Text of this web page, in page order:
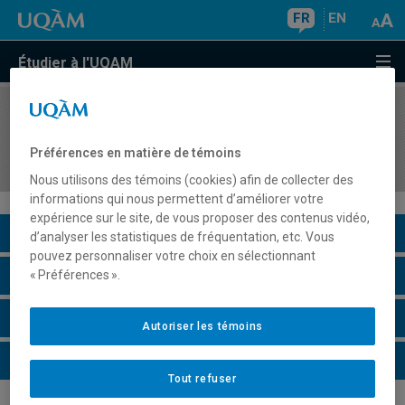
FR EN
Étudier à l'UQAM
COURS//
fonctions
Description du cours
Horaire - Été 2026
Horaire - Automne 2026
Horaire - Hiver 2027
Préférences en matière de témoins
Nous utilisons des témoins (cookies) afin de collecter des
informations qui nous permettent d’améliorer votre
expérience sur le site, de vous proposer des contenus vidéo,
d’analyser les statistiques de fréquentation, etc. Vous
pouvez personnaliser votre choix en sélectionnant
« Préférences ».
Tout refuser
Autoriser les témoins